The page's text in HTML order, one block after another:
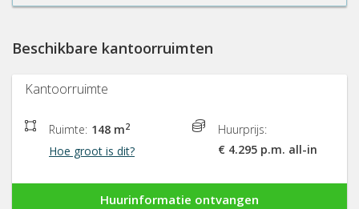
Beschikbare kantoorruimten
Kantoorruimte
Ruimte: 148 m2
Hoe groot is dit?
Huurprijs:
€ 4.295 p.m. all-in
Huurinformatie ontvangen